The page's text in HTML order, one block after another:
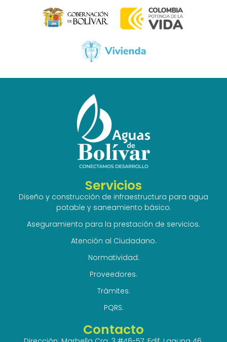
Servicios
Diseño y construcción de infraestructura para agua
potable y saneamiento básico.
Aseguramiento para la prestación de servicios.
Atención al Ciudadano.
Normatividad.
Proveedores.
Trámites.
PQRS.
Contacto